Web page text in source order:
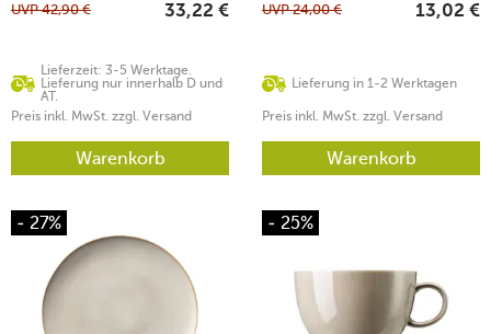
Lieferzeit: 3-5 Werktage.
Lieferung nur innerhalb D und
AT.
UVP42,90 € 33,22 €
Preis inkl. MwSt. zzgl. Versand
Warenkorb
Lieferung in 1-2 Werktagen
UVP24,00 € 13,02 €
Preis inkl. MwSt. zzgl. Versand
Warenkorb
- 27% - 25%